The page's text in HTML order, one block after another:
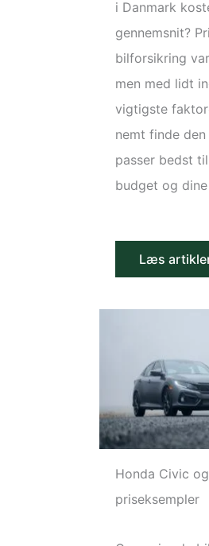
i Danmark
gennemsnit?
bilforsikring
men med lidt
vigtigste
nemt finde
passer bedst
budget og
Læs
Honda Civic
priseksempler